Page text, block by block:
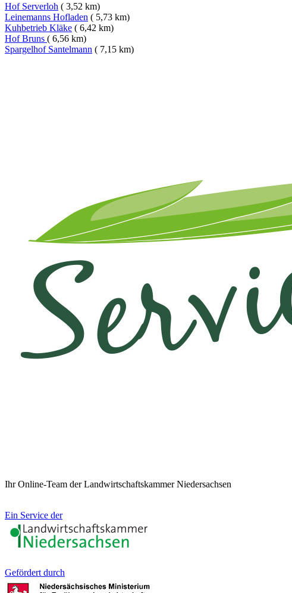
Hof Serverloh ( 3,52 km)
Leinemanns Hofladen ( 5,73 km)
Kuhbetrieb Kläke ( 6,42 km)
Hof Bruns ( 6,56 km)
Spargelhof Santelmann ( 7,15 km)
Ihr Online-Team der Landwirtschaftskammer Niedersachsen
Ein Service der
Gefördert durch